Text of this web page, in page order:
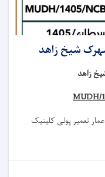
شیخ زاهد
زاهد
MUDH/
تعمیر پولی کلینیک